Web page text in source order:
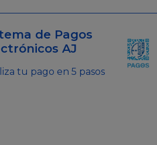
de Pagos
AJ
tu pago en 5 pasos